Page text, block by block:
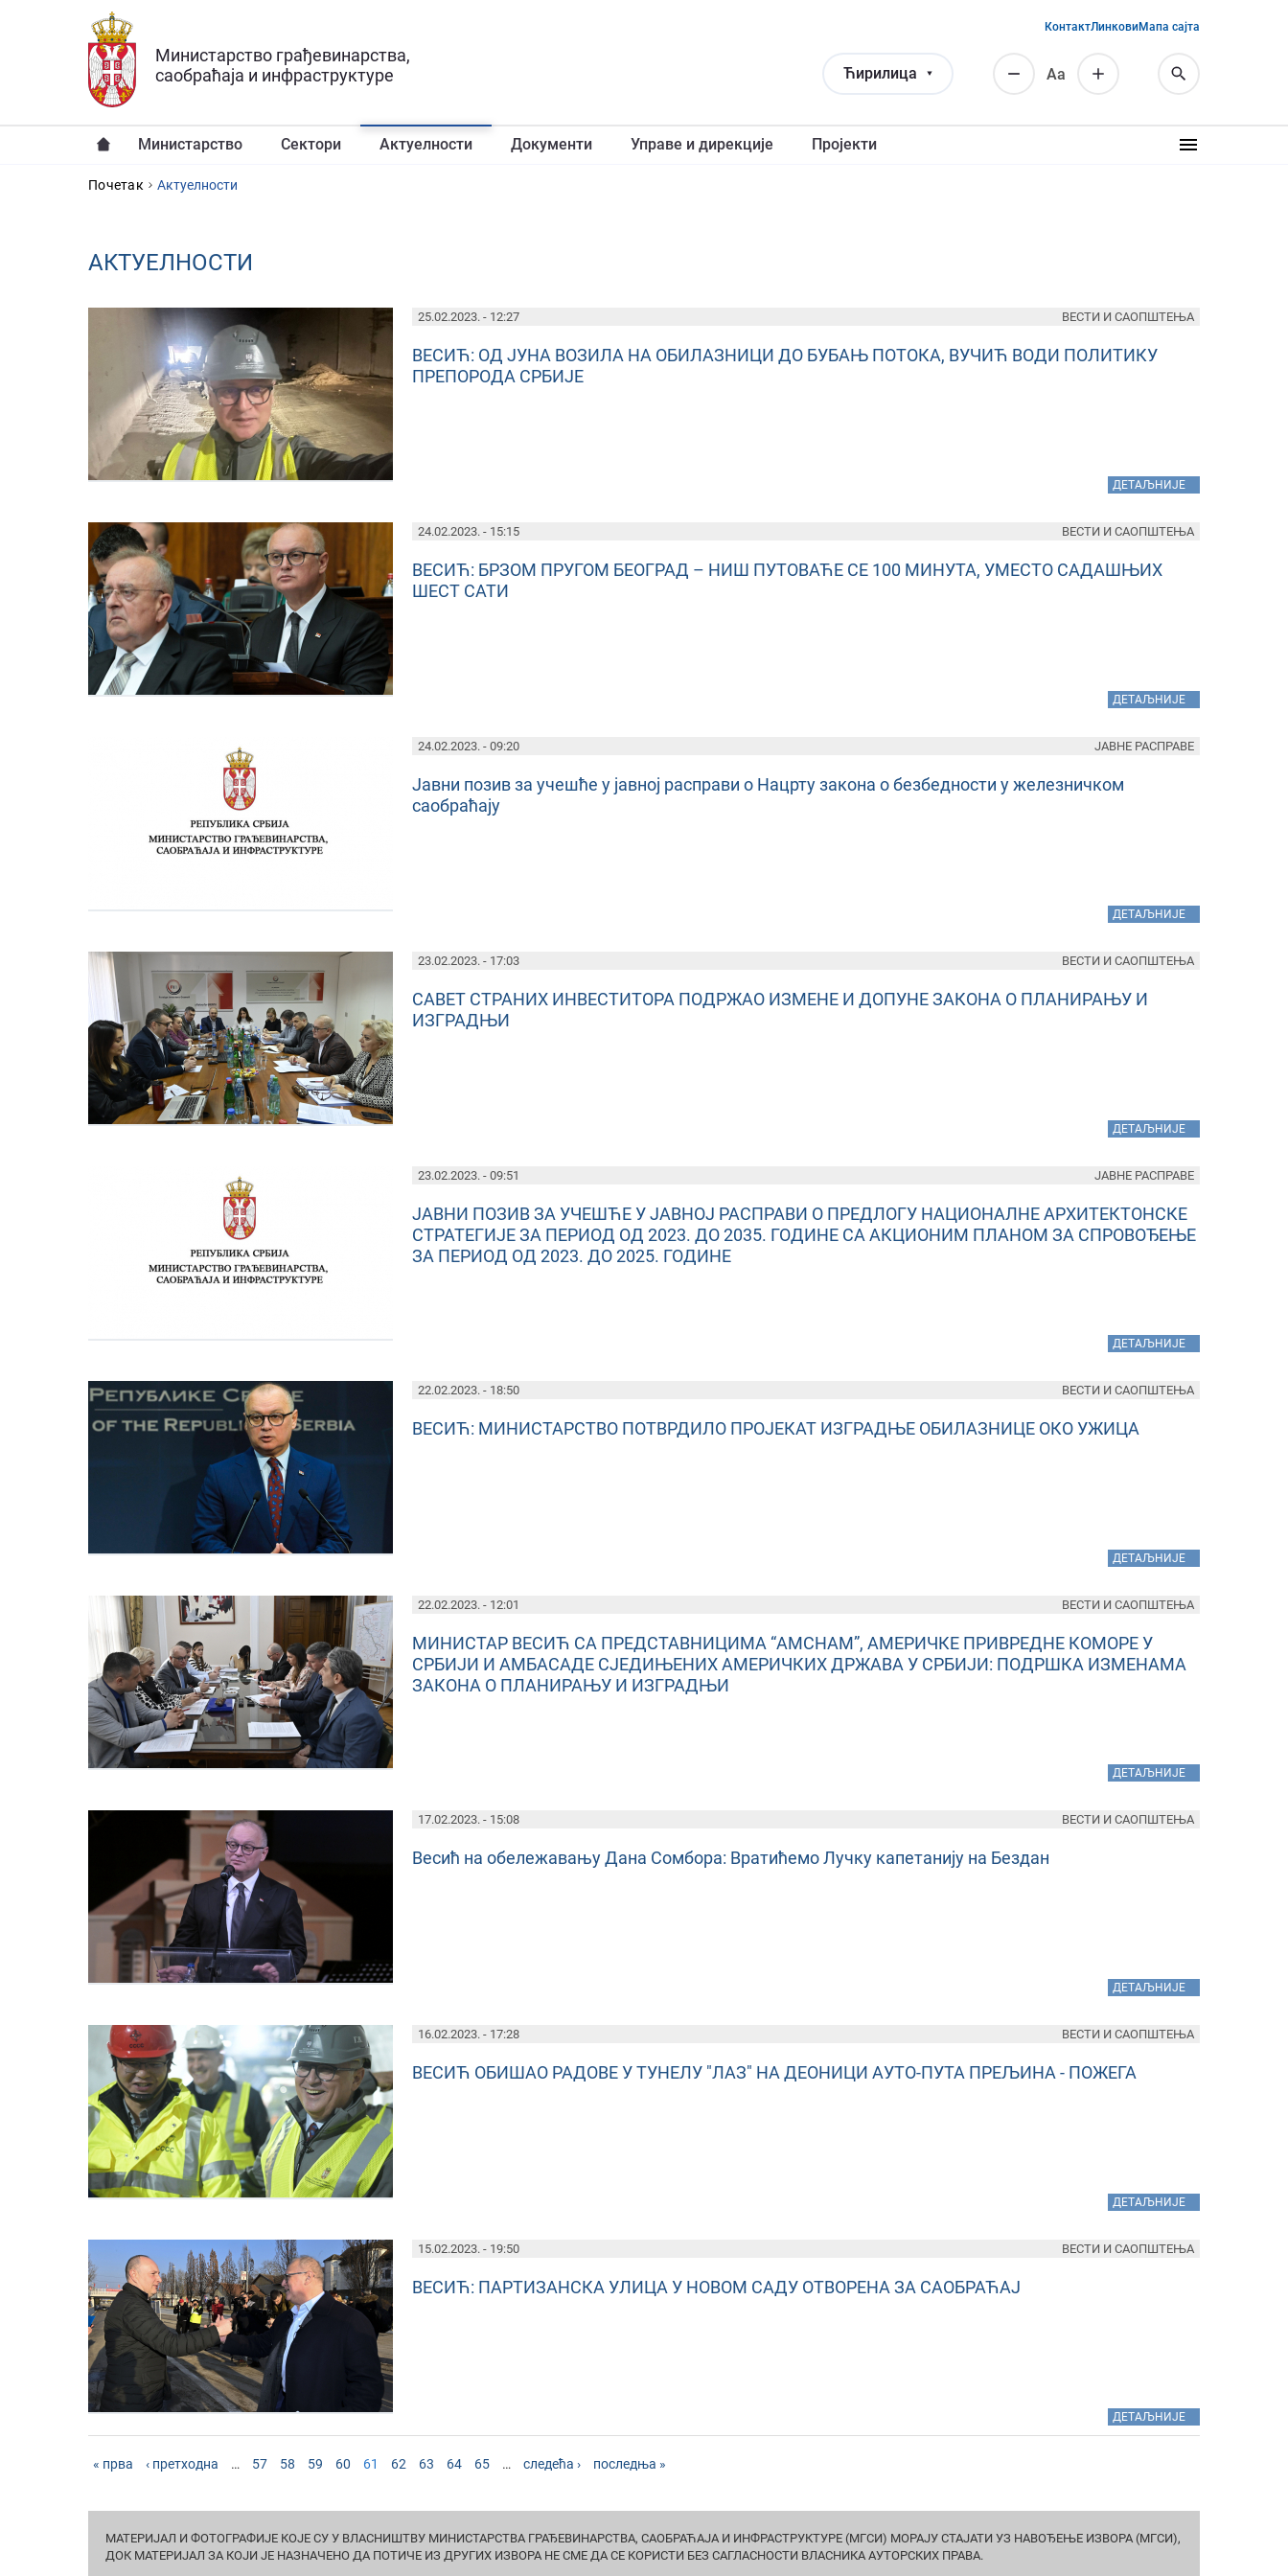
Прескочи на главни део садржаја
Министарство грађевинарства,
саобраћаја и инфраструктуре
Ћирилица Аа
КонтактЛинковиМапа сајта
Министарство Сектори Актуелности Документи Управе и дирекције Пројекти
YOU ARE HERE
Почетак Aктуелности
AКТУЕЛНОСТИ
25.02.2023. - 12:27
ВЕСИЋ: ОД ЈУНА ВОЗИЛА НА ОБИЛАЗНИЦИ ДО БУБАЊ ПОТОКА, ВУЧИЋ ВОДИ ПОЛИТИКУ
ПРЕПОРОДА СРБИЈЕ
ДЕТАЉНИЈЕ
ВЕСТИ И САОПШТЕЊА
24.02.2023. - 15:15
ВЕСИЋ: БРЗОМ ПРУГОМ БЕОГРАД – НИШ ПУТОВАЋЕ СЕ 100 МИНУТА, УМЕСТО САДАШЊИХ
ШЕСТ САТИ
ДЕТАЉНИЈЕ
ВЕСТИ И САОПШТЕЊА
24.02.2023. - 09:20
Јавни позив за учешће у јавној расправи о Нацрту закона о безбедности у железничком
саобраћају
ДЕТАЉНИЈЕ
ЈАВНЕ РАСПРАВЕ
23.02.2023. - 17:03
САВЕТ СТРАНИХ ИНВЕСТИТОРА ПОДРЖАО ИЗМЕНЕ И ДОПУНЕ ЗАКОНА О ПЛАНИРАЊУ И
ИЗГРАДЊИ
ДЕТАЉНИЈЕ
ВЕСТИ И САОПШТЕЊА
23.02.2023. - 09:51
ЈАВНИ ПОЗИВ ЗА УЧЕШЋЕ У ЈАВНОЈ РАСПРАВИ О ПРЕДЛОГУ НАЦИОНАЛНЕ АРХИТЕКТОНСКЕ
СТРАТЕГИЈЕ ЗА ПЕРИОД ОД 2023. ДО 2035. ГОДИНЕ СА АКЦИОНИМ ПЛАНОМ ЗА СПРОВОЂЕЊЕ
ЗА ПЕРИОД ОД 2023. ДО 2025. ГОДИНЕ
ДЕТАЉНИЈЕ
ЈАВНЕ РАСПРАВЕ
22.02.2023. - 18:50
ВЕСИЋ: МИНИСТАРСТВО ПОТВРДИЛО ПРОЈЕКАТ ИЗГРАДЊЕ ОБИЛАЗНИЦЕ ОКО УЖИЦА
ДЕТАЉНИЈЕ
ВЕСТИ И САОПШТЕЊА
22.02.2023. - 12:01
МИНИСТАР ВЕСИЋ СА ПРЕДСТАВНИЦИМА “AMCHAM”, АМЕРИЧКЕ ПРИВРЕДНЕ КОМОРЕ У
СРБИЈИ И АМБАСАДЕ СЈЕДИЊЕНИХ АМЕРИЧКИХ ДРЖАВА У СРБИЈИ: ПОДРШКА ИЗМЕНАМА
ЗАКОНА О ПЛАНИРАЊУ И ИЗГРАДЊИ
ДЕТАЉНИЈЕ
ВЕСТИ И САОПШТЕЊА
17.02.2023. - 15:08
Весић на обележавању Дана Сомбора: Вратићемо Лучку капетанију на Бездан
ДЕТАЉНИЈЕ
ВЕСТИ И САОПШТЕЊА
16.02.2023. - 17:28
ВЕСИЋ ОБИШАО РАДОВЕ У ТУНЕЛУ "ЛАЗ" НА ДЕОНИЦИ АУТО-ПУТА ПРЕЉИНА - ПОЖЕГА
ДЕТАЉНИЈЕ
ВЕСТИ И САОПШТЕЊА
15.02.2023. - 19:50
ВЕСИЋ: ПАРТИЗАНСКА УЛИЦА У НОВОМ САДУ ОТВОРЕНА ЗА САОБРАЋАЈ
ДЕТАЉНИЈЕ
ВЕСТИ И САОПШТЕЊА
PAGES
« прва ‹ претходна … 57 58 59 60 61 62 63 64 65 … следећа › последња »
МАТЕРИЈАЛ И ФОТОГРАФИЈЕ КОЈЕ СУ У ВЛАСНИШТВУ МИНИСТАРСТВА ГРАЂЕВИНАРСТВА, САОБРАЋАЈА И ИНФРАСТРУКТУРЕ (МГСИ) МОРАЈУ СТАЈАТИ УЗ НАВОЂЕЊЕ ИЗВОРА (МГСИ),
ДОК МАТЕРИЈАЛ ЗА КОЈИ ЈЕ НАЗНАЧЕНО ДА ПОТИЧЕ ИЗ ДРУГИХ ИЗВОРА НЕ СМЕ ДА СЕ КОРИСТИ БЕЗ САГЛАСНОСТИ ВЛАСНИКА АУТОРСКИХ ПРАВА.